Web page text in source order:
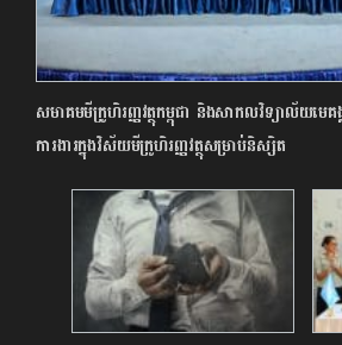
សមាគមមីក្រូហិរញ្ញវត្ថុកម្ពុជា និងសាកលវិទ្យាល័យមេគង្
ការងារក្នុងវិស័យមីក្រូហិរញ្ញវត្ថុសម្រាប់និស្សិត